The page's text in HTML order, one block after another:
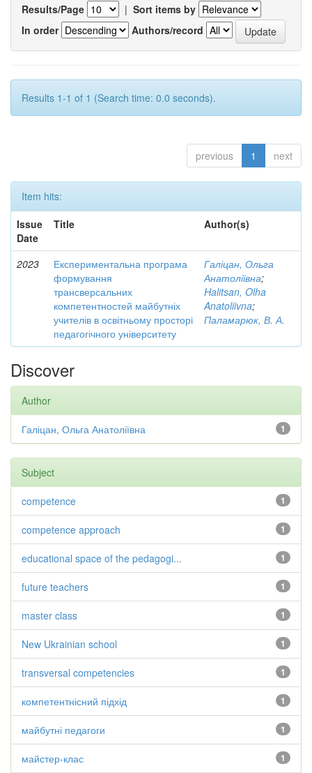
Results/Page | Sort items by
In order
Authors/record
Results 1-1 of 1 (Search time: 0.0 seconds).
previous 1 next
Item hits:
Issue
Date
Title Author(s)
2023
Експериментальна програма
формування
трансверсальних
компетентностей майбутніх
учителів в освітньому просторі
педагогічного університету
Галіцан, Ольга
Анатоліївна;
Halitsan, Olha
Anatoliivna;
Паламарюк, В. А.
Discover
Author
1
Галіцан, Ольга Анатоліївна
Subject
1
competence
1
competence approach
1
educational space of the pedagogi...
1
future teachers
1
master class
1
New Ukrainian school
1
transversal competencies
1
компетентнісний підхід
1
майбутні педагоги
1
майстер-клас